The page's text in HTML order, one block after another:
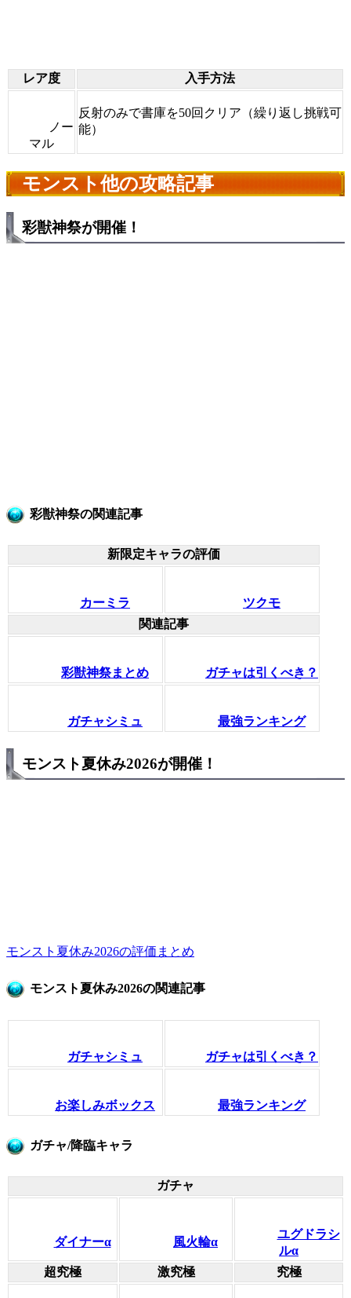
レア度 入手方法
ノー
マル
反射のみで書庫を50回クリア（繰り返し挑戦可
能）
モンスト他の攻略記事
彩獣神祭が開催！
彩獣神祭の関連記事
新限定キャラの評価
カーミラ
ツクモ
関連記事
彩獣神祭まとめ ガチャは引くべき？
ガチャシミュ 最強ランキング
モンスト夏休み2026が開催！
モンスト夏休み2026の評価まとめ
モンスト夏休み2026の関連記事
ガチャシミュ ガチャは引くべき？
お楽しみボックス 最強ランキング
ガチャ/降臨キャラ
ガチャ
ダイナーα 風火輪α
ユグドラシ
ルα
超究極
激究極 究極